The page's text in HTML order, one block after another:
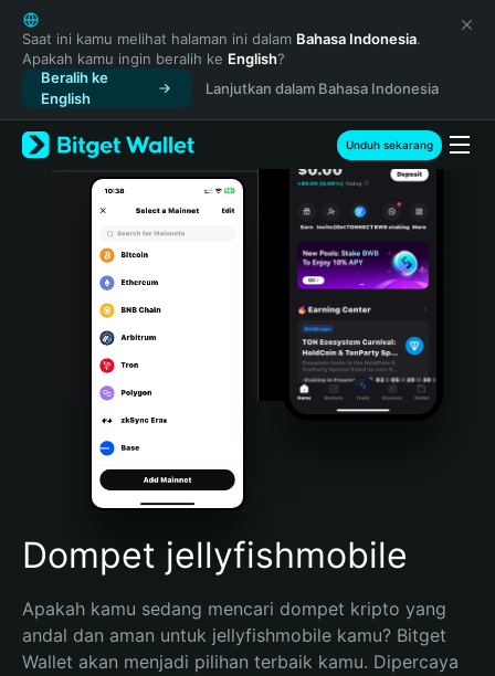
English
日本語
Tiếng Việt
Русский
Español (Latinoamérica)
Türkçe
Italiano
Português (Portugal)
Bahasa Indonesia
Português (Brasil)
Español (Argentina)
Saat ini kamu melihat halaman ini dalam Bahasa Indonesia.
Apakah kamu ingin beralih ke English?
Beralih ke
English
Lanjutkan dalam Bahasa Indonesia
Unduh sekarang
Dompet jellyfishmobile
Apakah kamu sedang mencari dompet kripto yang
andal dan aman untuk jellyfishmobile kamu? Bitget
Wallet akan menjadi pilihan terbaik kamu. Dipercaya